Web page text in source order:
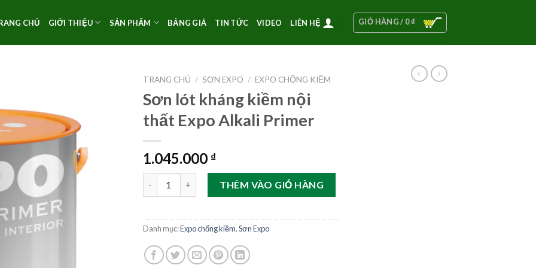
CHỦ GIỚI THIỆU SẢN PHẨM BẢNG GIÁ TIN TỨC VIDEO LIÊN HỆ GIỎ HÀNG / 0₫
TRANG CHỦ / SƠN EXPO / EXPO CHỐNG KIỀM
Sơn lót kháng kiềm nội
thất Expo Alkali Primer
1.045.000 ₫
Sơn lót kháng kiềm nội thất Expo Alkali Primer số lượng
THÊM VÀO GIỎ HÀNG
Danh mục:Expo chống kiềm,Sơn Expo